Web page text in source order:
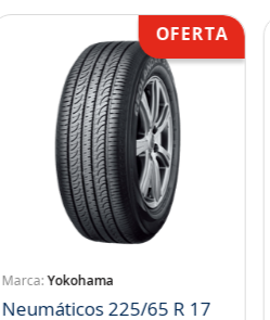
Yokohama
Neumáticos 225/65 R 17